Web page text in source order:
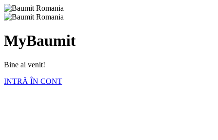
MyBaumit
Bine ai venit!
INTRĂ ÎN CONT